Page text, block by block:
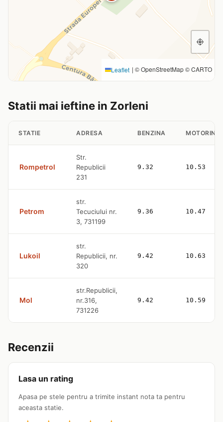
Leaflet | © OpenStreetMap © CARTO
Statii mai ieftine in Zorleni
STATIE ADRESA BENZINA MOTORINA
Rompetrol
Str.
Republicii
231
9.32 10.53
Petrom
str.
Tecuciului nr.
3, 731199
9.36 10.47
Lukoil
str.
Republicii, nr.
320
9.42 10.63
Mol
str.Republicii,
nr.316,
731226
9.42 10.59
Recenzii
Lasa un rating
Apasa pe stele pentru a trimite instant nota ta pentru
aceasta statie.